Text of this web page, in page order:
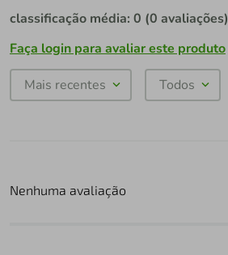
classificação média: 0 (0 avaliações)
Faça login para avaliar este produto
Mais recentes Todos
Nenhuma avaliação